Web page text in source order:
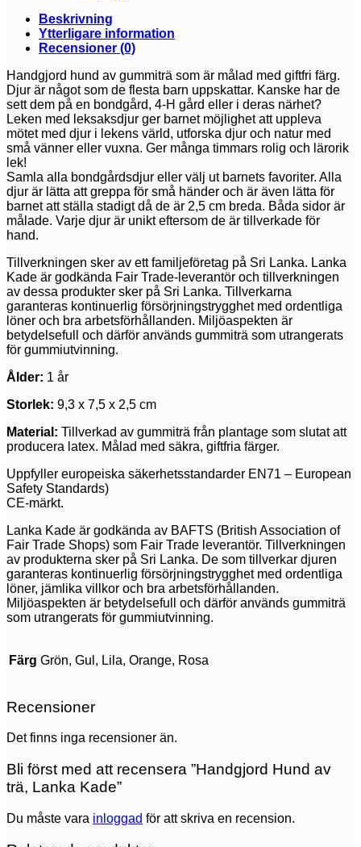
Beskrivning
Ytterligare information
Recensioner (0)
Handgjord hund av gummiträ som är målad med giftfri färg.
Djur är något som de flesta barn uppskattar. Kanske har de
sett dem på en bondgård, 4-H gård eller i deras närhet?
Leken med leksaksdjur ger barnet möjlighet att uppleva
mötet med djur i lekens värld, utforska djur och natur med
små vänner eller vuxna. Ger många timmars rolig och lärorik
lek!
Samla alla bondgårdsdjur eller välj ut barnets favoriter. Alla
djur är lätta att greppa för små händer och är även lätta för
barnet att ställa stadigt då de är 2,5 cm breda. Båda sidor är
målade. Varje djur är unikt eftersom de är tillverkade för
hand.
Tillverkningen sker av ett familjeföretag på Sri Lanka. Lanka
Kade är godkända Fair Trade-leverantör och tillverkningen
av dessa produkter sker på Sri Lanka. Tillverkarna
garanteras kontinuerlig försörjningstrygghet med ordentliga
löner och bra arbetsförhållanden. Miljöaspekten är
betydelsefull och därför används gummiträ som utrangerats
för gummiutvinning.
Ålder: 1 år
Storlek: 9,3 x 7,5 x 2,5 cm
Material: Tillverkad av gummiträ från plantage som slutat att
producera latex. Målad med säkra, giftfria färger.
Uppfyller europeiska säkerhetsstandarder EN71 – European
Safety Standards)
CE-märkt.
Lanka Kade är godkända av BAFTS (British Association of
Fair Trade Shops) som Fair Trade leverantör. Tillverkningen
av produkterna sker på Sri Lanka. De som tillverkar djuren
garanteras kontinuerlig försörjningstrygghet med ordentliga
löner, jämlika villkor och bra arbetsförhållanden.
Miljöaspekten är betydelsefull och därför används gummiträ
som utrangerats för gummiutvinning.
Färg Grön, Gul, Lila, Orange, Rosa
Recensioner
Det finns inga recensioner än.
Bli först med att recensera ”Handgjord Hund av
trä, Lanka Kade”
Du måste vara inloggad för att skriva en recension.